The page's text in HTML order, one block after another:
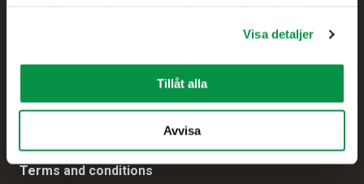
inställningarna från Information om kakor (cookies)-
länken i nedre delen av sidan.
Visa detaljer
Tillåt alla
Avvisa
Tekniskt kundstöd
Terms and conditions